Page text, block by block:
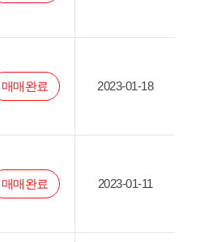
매매완료 2023-01-18
매매완료 2023-01-11